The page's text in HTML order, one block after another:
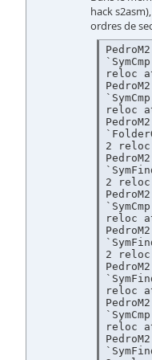
hack
ordres de
reloc
reloc
2 reloc
2 reloc
reloc
2 reloc
reloc
reloc